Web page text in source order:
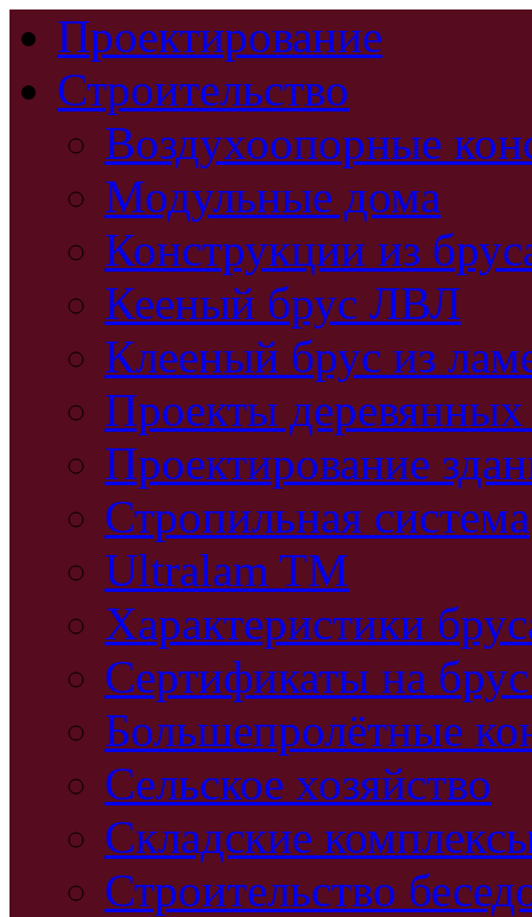
Проектирование
Строительство
Воздухоопорные
Модульные дома
Конструкции из
Кееный брус ЛВЛ
Клееный брус из
Проекты
Проектирование
Стропильная система
Ultralam TM
Характеристики
Сертификаты на
Большепролётные
Сельское хозяйство
Складские
Строительство